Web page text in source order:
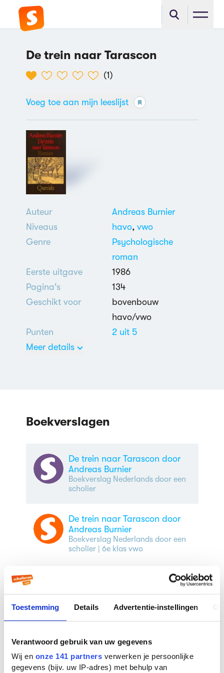
Toestemming Details Advertentie-instellingen
Verantwoord gebruik van uw gegevens
Wij en onze 141 partners verwerken je persoonlijke
gegevens (bijv. uw IP-adres) met behulp van
De trein naar Tarascon
(1)
Voeg toe aan mijn leeslijst
Auteur
Andreas Burnier
Niveaus
havo, vwo
Genre
Psychologische
roman
Eerste uitgave
1986
Pagina's
134
Geschikt voor
bovenbouw
havo/vwo
Punten
2 uit 5
Meer details
Boekverslagen
De trein naar Tarascon door
Andreas Burnier
Boekverslag Nederlands door een
scholier
De trein naar Tarascon door
Andreas Burnier
Boekverslag Nederlands door een
scholier| 6e klas vwo
Veelgestelde vragen over
De trein naar Tarascon
Wie schreef De trein naar Tarascon?
De trein naar Tarascon werd geschreven door
Andreas Burnier. De naam Andreas Burnier is